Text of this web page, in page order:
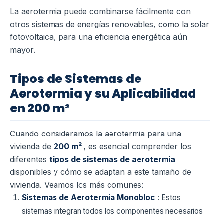
La aerotermia puede combinarse fácilmente con
otros sistemas de energías renovables, como la solar
fotovoltaica, para una eficiencia energética aún
mayor.
Tipos de Sistemas de
Aerotermia y su Aplicabilidad
en 200 m²
Cuando consideramos la aerotermia para una
vivienda de 200 m² , es esencial comprender los
diferentes tipos de sistemas de aerotermia
disponibles y cómo se adaptan a este tamaño de
vivienda. Veamos los más comunes:
Sistemas de Aerotermia Monobloc : Estos
sistemas integran todos los componentes necesarios